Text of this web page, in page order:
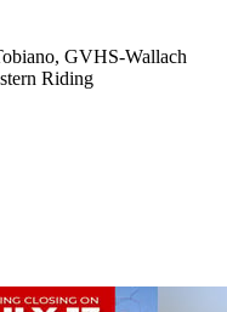
GVHS-Wallach
Riding